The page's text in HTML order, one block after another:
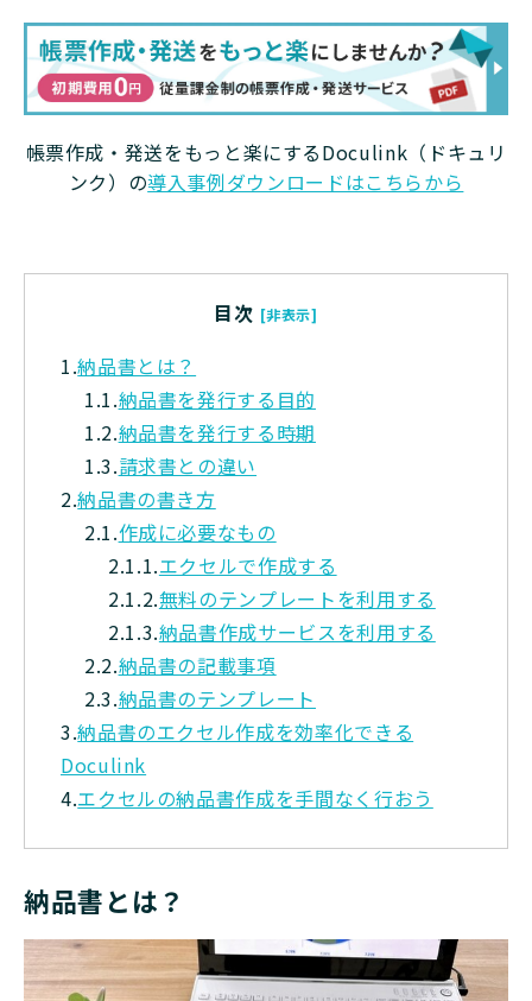
帳票作成・発送をもっと楽にするDoculink（ドキュリ
ンク）の導入事例ダウンロードはこちらから
目次 [非表示]
1.納品書とは？
1.1.納品書を発行する目的
1.2.納品書を発行する時期
1.3.請求書との違い
2.納品書の書き方
2.1.作成に必要なもの
2.1.1.エクセルで作成する
2.1.2.無料のテンプレートを利用する
2.1.3.納品書作成サービスを利用する
2.2.納品書の記載事項
2.3.納品書のテンプレート
3.納品書のエクセル作成を効率化できる
Doculink
4.エクセルの納品書作成を手間なく行おう
納品書とは？